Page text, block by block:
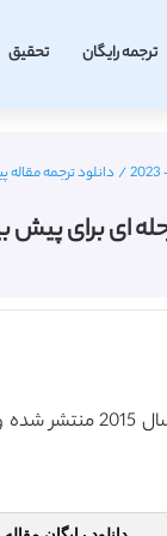
ترجمه رایگان تحقیق
/دانلود ترجمه مقاله پیش
بینی خطای نرم